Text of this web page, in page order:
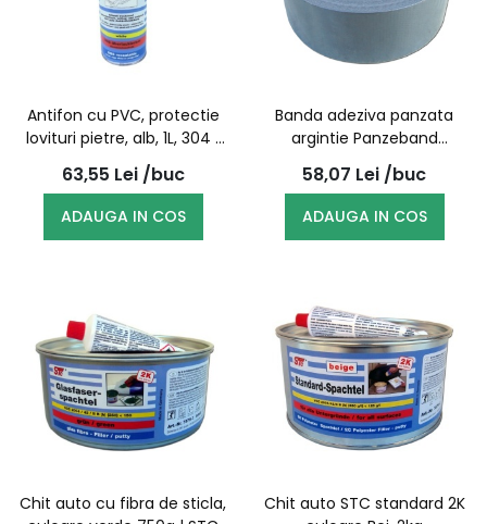
Antifon cu PVC, protectie
lovituri pietre, alb, 1L, 304 |
STC
63,55 Lei /buc
ADAUGA IN COS
Banda adeziva panzata
argintie Panzeband
50mmx50m | STC
58,07 Lei /buc
ADAUGA IN COS
Chit auto cu fibra de sticla,
Chit auto STC standard 2K